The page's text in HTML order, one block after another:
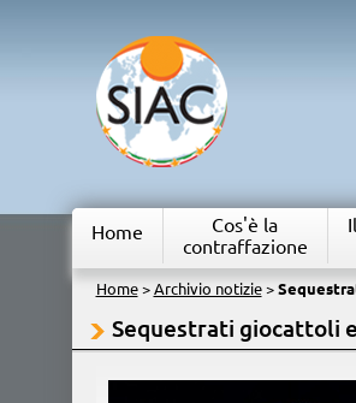
Home
Cos'è la
contraffazione
Home> Archivio notizie>
Sequestrati giocattoli